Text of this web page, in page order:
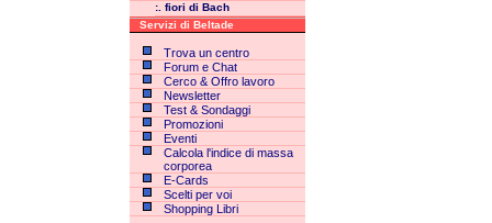
:. fiori di Bach
Servizi di Beltade
Trova un centro
Forum e Chat
Cerco & Offro lavoro
Newsletter
Test & Sondaggi
Promozioni
Eventi
Calcola l'indice di massa
corporea
E-Cards
Scelti per voi
Shopping Libri